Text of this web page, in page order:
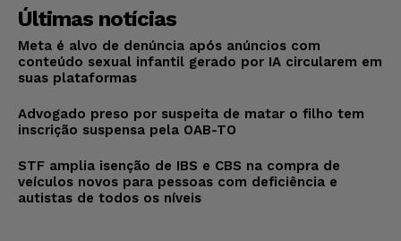
Últimas notícias
Meta é alvo de denúncia após anúncios com
conteúdo sexual infantil gerado por IA circularem em
suas plataformas
Advogado preso por suspeita de matar o filho tem
inscrição suspensa pela OAB-TO
STF amplia isenção de IBS e CBS na compra de
veículos novos para pessoas com deficiência e
autistas de todos os níveis